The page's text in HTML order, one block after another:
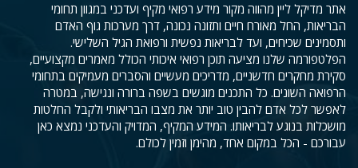
אתר מדיקל ליין מהווה מקור מידע רפואי מקיף ועדכני במגוון תחומי
הבריאות, החל מאורח חיים ותזונה נכונה, דרך מערכות גוף האדם
ותסמינים שכיחים, ועד לבריאות נפשית ורפואת הגיל השלישי.
הפלטפורמה שלנו מציעה תוכן רפואי איכותי הכולל מאמרים מקצועיים,
סקירת מחקרים חדשניים, מדריכים מעשיים והסברים מעמיקים בתחומי
הרפואה השונים. כל התכנים מוגשים בשפה ברורה ונגישה, במטרה
לאפשר לכל אדם להבין טוב יותר את מצבו הבריאותי ולקבל החלטות
מושכלות בנוגע לבריאותו. המידע המקיף, המדויק והעדכני נמצא כאן
עבורכם - הכל במקום אחד, מהימן וזמין לכולם.